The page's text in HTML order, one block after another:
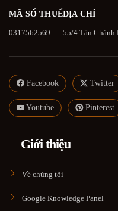
MÃ SỐ THUẾ
0317562569
ĐỊA CHỈ
55/4 Tân Chánh
Facebook Twitter
Youtube Pinterest
Giới thiệu
Về chúng tôi
Google Knowledge Panel